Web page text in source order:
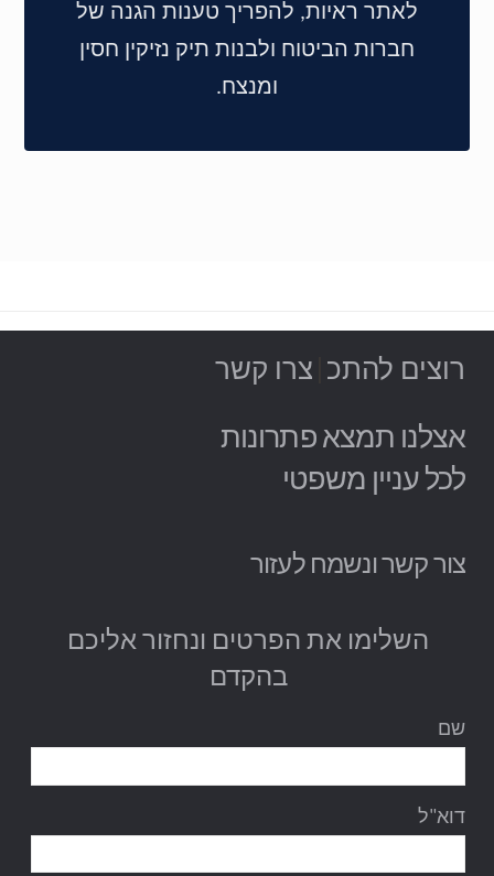
לאתר ראיות, להפריך טענות הגנה של
חברות הביטוח ולבנות תיק נזיקין חסין
ומנצח.
רוצים להת|צרו קשר
אצלנו תמצא פתרונות
לכל עניין משפטי
צור קשר ונשמח לעזור
השלימו את הפרטים ונחזור אליכם
בהקדם
שם
דוא"ל